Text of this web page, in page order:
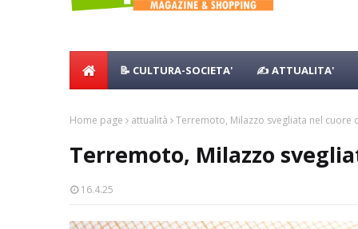
📝 CULTURA-SOCIETA' ✍ ATTUALITA'
Home page attualità Terremoto, Milazzo svegliata nel cuore
Terremoto, Milazzo
16.4.25